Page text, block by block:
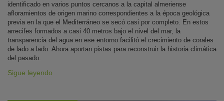
identificado en varios puntos cercanos a la capital almeriense
afloramientos de origen marino correspondientes a la época geológica
previa en la que el Mediterráneo se secó casi por completo. En estos
arrecifes formados a casi 40 metros bajo el nivel del mar, la
transparencia del agua en ese entorno facilitó el crecimiento de corales
de lado a lado. Ahora aportan pistas para reconstruir la historia climática
del pasado.
Sigue leyendo